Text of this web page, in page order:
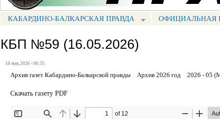
МЕНЮ КБП
КАБАРДИНО-БАЛКАРСКАЯ ПРАВДА ОФИЦИАЛЬНАЯ
КБП №59 (16.05.2026)
18 мая, 2026 - 06:35
Архив газет Кабардино-Балкарской правды Архив 2026 год 2026 - 05
Скачать газету PDF